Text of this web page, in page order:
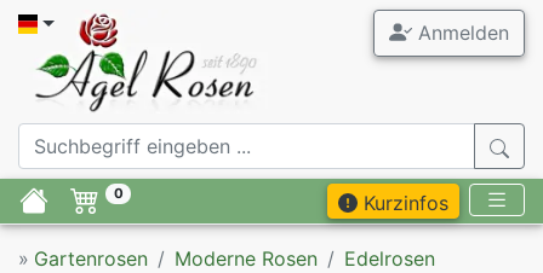
Anmelden
0 Kurzinfos
» Gartenrosen Moderne Rosen Edelrosen